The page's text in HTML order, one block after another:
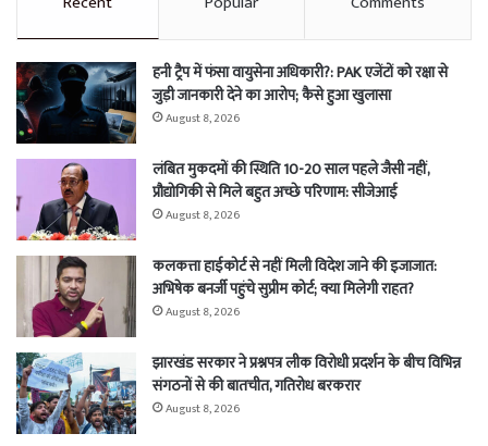
हनी ट्रैप में फंसा वायुसेना अधिकारी?: PAK एजेंटों को रक्षा से
जुड़ी जानकारी देने का आरोप; कैसे हुआ खुलासा
August 8, 2026
लंबित मुकदमों की स्थिति 10-20 साल पहले जैसी नहीं,
प्रौद्योगिकी से मिले बहुत अच्छे परिणाम: सीजेआई
August 8, 2026
कलकत्ता हाईकोर्ट से नहीं मिली विदेश जाने की इजाजात:
अभिषेक बनर्जी पहुंचे सुप्रीम कोर्ट; क्या मिलेगी राहत?
August 8, 2026
झारखंड सरकार ने प्रश्नपत्र लीक विरोधी प्रदर्शन के बीच विभिन्न
संगठनों से की बातचीत, गतिरोध बरकरार
August 8, 2026